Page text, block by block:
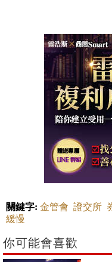
關鍵字: 金管會 證交所
緩慢
你可能會喜歡